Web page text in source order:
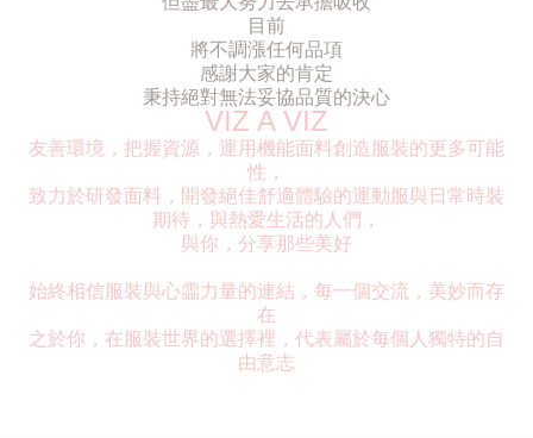
目前
將不調漲任何品項
感謝大家的肯定
秉持絕對無法妥協品質的決心
VIZ A VIZ
友善環境，把握資源，運用機能面料創造服裝的更多可能
性，
致力於研發面料，開發絕佳舒適體驗的運動服與日常時裝
期待，與熱愛生活的人們，
與你，分享那些美好
始終相信服裝與心霝力量的連結，每一個交流，美妙而存
在
之於你，在服裝世界的選擇裡，代表屬於每個人獨特的自
由意志